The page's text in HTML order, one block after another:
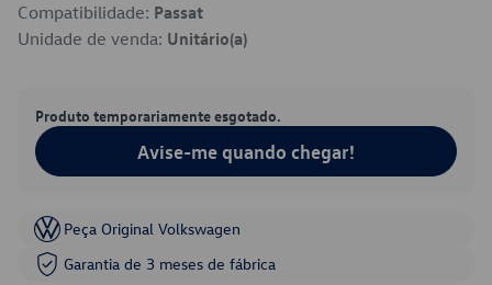
Compatibilidade: Passat
Unidade de venda: Unitário(a)
Produto temporariamente esgotado.
Avise-me quando chegar!
Peça Original Volkswagen
Garantia de 3 meses de fábrica